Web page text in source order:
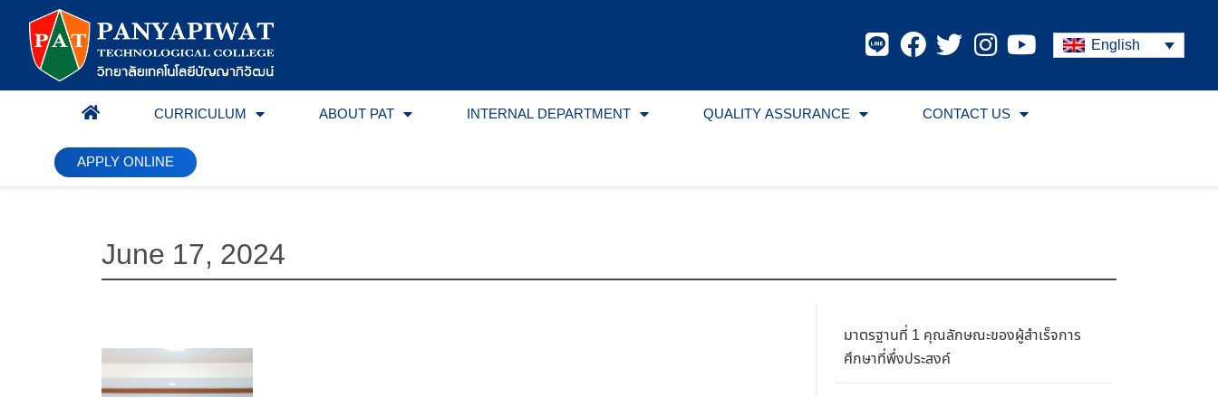
English
HOME
CURRICULUM ABOUT PAT INTERNAL DEPARTMENT QUALITY ASSURANCE CONTACT US
APPLY ONLINE
June 17, 2024
มาตรฐานที่ 1 คุณลักษณะของผู้สำเร็จการ
ศึกษาที่พึ่งประสงค์